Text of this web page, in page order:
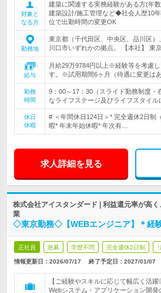
対象と
なる方
建築に関連する実務経験がある方(年
建築設計/施工管理など◆社会人歴10
位で出勤時間の変更OK
勤務地
東京都（千代田区、中央区、品川区
川口市いずれかの拠点。 【本社】 東
給与
月給29万9784円以上※経験等を考慮
す。※試用期間6ヶ月（待遇に変更はあ
勤務
時間
9：00～17：30（スライド勤務制度
なライフステージ及びライフスタイル
休日
休暇
# ＜年間休日124日＞* 完全週休2日制
暇* 年末年始休暇* 年次有…
求人詳細を見る
株式会社アイスタンダード | 利益還元率が高
業
◇東京勤務◇【WEBエンジニア】＊経
正社員 急募 学歴不問 完全週休2日制
情報更新日：2026/07/17 終了予定日： 2027/01/07
【ご経験やスキルに応じて幅広く活
Webシステム・アプリケーション開発